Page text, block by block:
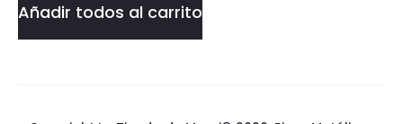
Añadir todos al carrito